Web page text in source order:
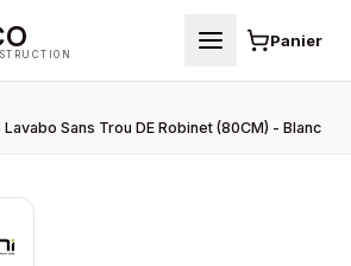
Panier
Sans Trou DE Robinet (80CM) - Blanc